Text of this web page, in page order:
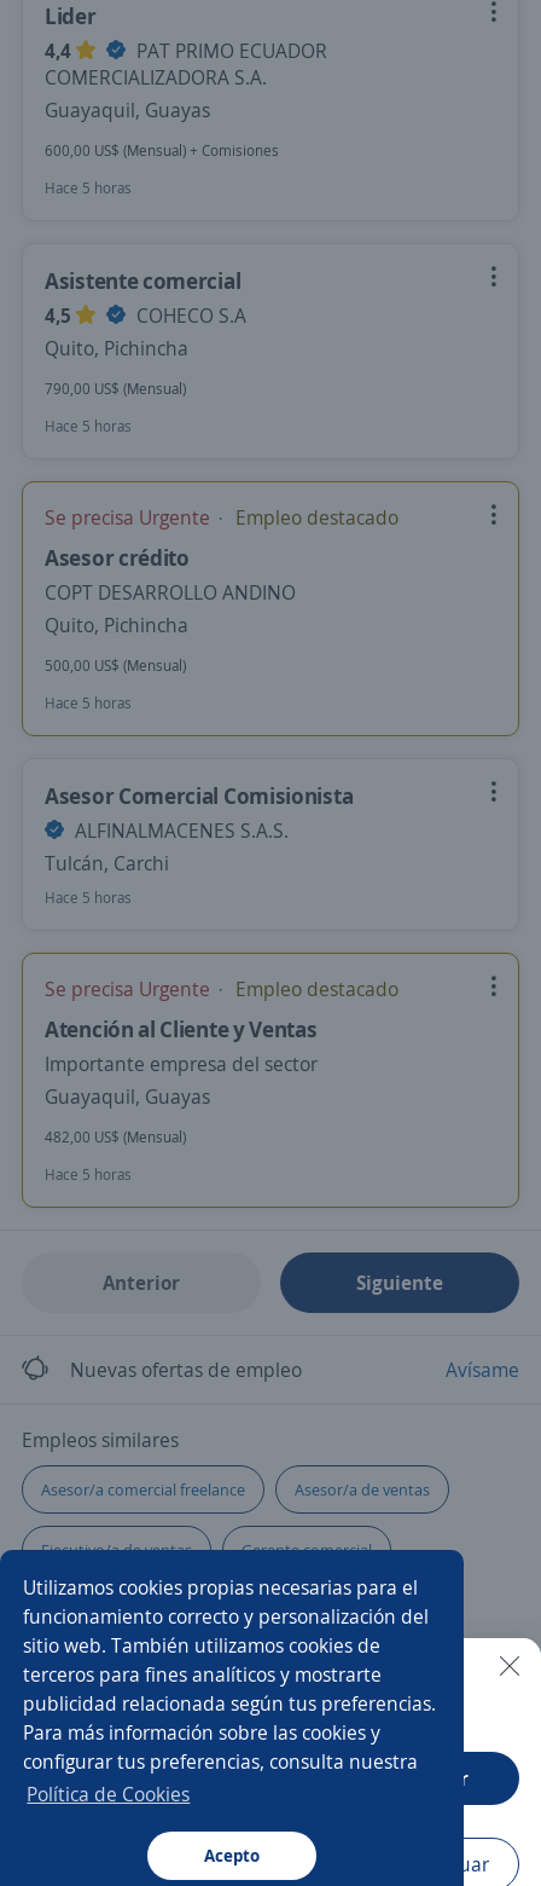
Utilizamos cookies propias necesarias para el
funcionamiento correcto y personalización del
sitio web. También utilizamos cookies de
terceros para fines analíticos y mostrarte
publicidad relacionada según tus preferencias.
Para más información sobre las cookies y
configurar tus preferencias, consulta nuestra
Política de Cookies
Acepto
Lider
4,4
PAT PRIMO ECUADOR
COMERCIALIZADORA S.A.
Guayaquil, Guayas
600,00 US$ (Mensual) + Comisiones
Hace 5 horas
Asistente comercial
4,5
COHECO S.A
Quito, Pichincha
790,00 US$ (Mensual)
Hace 5 horas
Se precisa Urgente Empleo destacado
Asesor crédito
COPT DESARROLLO ANDINO
Quito, Pichincha
500,00 US$ (Mensual)
Hace 5 horas
Asesor Comercial Comisionista
ALFINALMACENES S.A.S.
Tulcán, Carchi
Hace 5 horas
Se precisa Urgente Empleo destacado
Atención al Cliente y Ventas
Importante empresa del sector
Guayaquil, Guayas
482,00 US$ (Mensual)
Hace 5 horas
Anterior Siguiente
Nuevas ofertas de empleo Avísame
Empleos similares
Asesor/a comercial freelance Asesor/a de ventas
Ejecutivo/a de ventas Gerente comercial
Asistente comercial Asesor comisionista
Asesor/a telefónico Agente ventas telemarketing
Vendedor/a Cajero/a vendedor
Asistente de ventas
Agente de ventas Ejecutivo/a comercial
Buscar es más fácil en la app
CT App Abrir
Navegador Continuar